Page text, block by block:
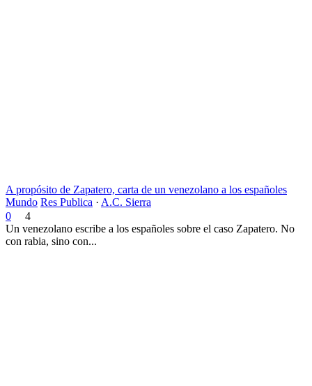
A propósito de Zapatero, carta de un venezolano a los españoles
Mundo Res Publica · A.C. Sierra
0
4
Un venezolano escribe a los españoles sobre el caso Zapatero. No
con rabia, sino con...